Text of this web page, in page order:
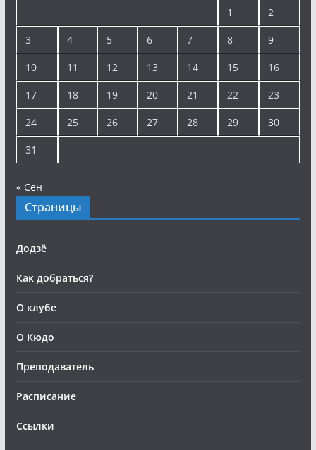
1 2
3 4 5 6 7 8 9
10 11 12 13 14 15 16
17 18 19 20 21 22 23
24 25 26 27 28 29 30
31
« Сен
Страницы
Додзё
Как добраться?
О клубе
О Кюдо
Преподаватель
Расписание
Ссылки